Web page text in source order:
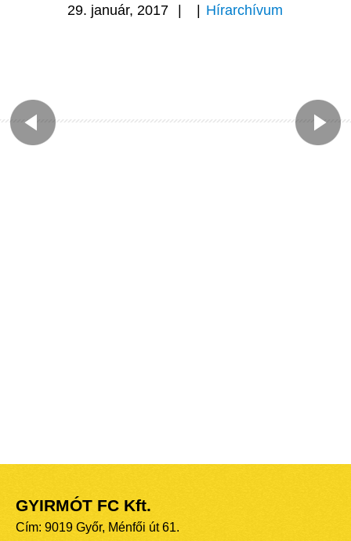
29. január, 2017 Hírarchívum
GYIRMÓT FC Kft.
Cím: 9019 Győr, Ménfői út 61.